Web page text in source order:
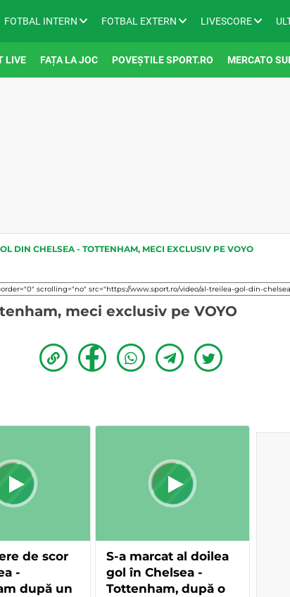
FOTBAL INTERN FOTBAL EXTERN LIVESCORE
LIVE FAȚA LA JOC POVEȘTILE SPORT.RO MERCATO
DIN CHELSEA - TOTTENHAM, MECI EXCLUSIV PE VOYO
meci exclusiv pe VOYO
de scor
-
după un
S-a marcat al doilea
gol în Chelsea -
Tottenham, după o